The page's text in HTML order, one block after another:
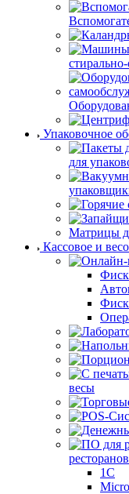
Упаковочное
для
Матрицы
Кассовое и
весы
1С